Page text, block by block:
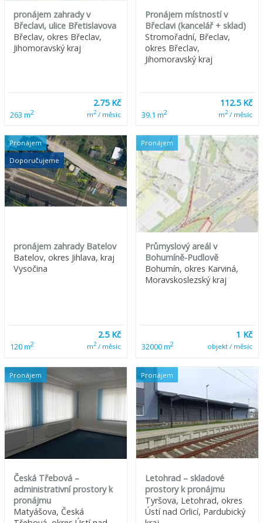
pronájem zahrady v
Břeclavi, ulice Břetislavova
Břeclav, okres Břeclav,
Jihomoravský kraj
263 m2
2.75 Kč
m2/ měsíc
Pronájem místností v
Břeclavi (kancelář + sklad)
Stromořadní, Břeclav,
okres Břeclav,
Jihomoravský kraj
39.1 m2
112.5 Kč
m2/ měsíc
Pronájem
Doporučujeme
pronájem zahrady Batelov
Batelov, okres Jihlava, kraj
Vysočina
120 m2
2.5 Kč
m2/ měsíc
Pronájem
Průmyslový areál v
Bohumíně-Pudlově
Bohumín, okres Karviná,
Moravskoslezský kraj
32000 m2
1 Kč
objekt / měsíc
Pronájem
Česká Třebová –
administrativní prostory k
pronájmu
Matyášova, Česká
Pronájem
Letohrad – skladové
prostory k pronájmu
Tyršova, Letohrad, okres
Ústí nad Orlicí, Pardubický